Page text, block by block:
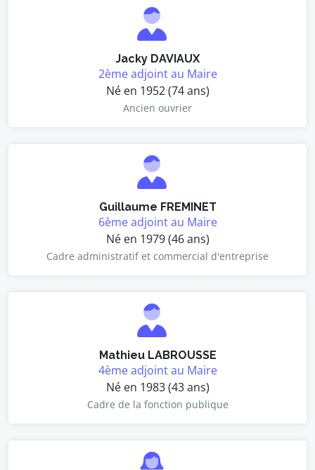
Jacky DAVIAUX
2ème adjoint au Maire
Né en 1952 (74 ans)
Ancien ouvrier
Guillaume FREMINET
6ème adjoint au Maire
Né en 1979 (46 ans)
Cadre administratif et commercial d'entreprise
Mathieu LABROUSSE
4ème adjoint au Maire
Né en 1983 (43 ans)
Cadre de la fonction publique